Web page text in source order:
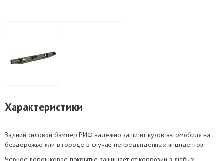
Характеристики
Задний силовой бампер РИФ надежно защитит кузов автомобиля на
бездорожье или в городе в случае непредвиденных инцидентов.
Черное порошковое покрытие защищает от коррозии в любых